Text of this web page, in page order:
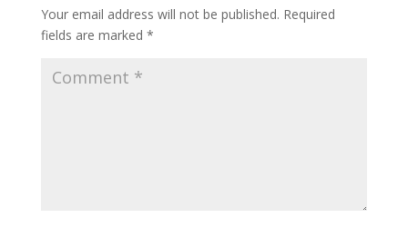
Your email address will not be published. Required
fields are marked *